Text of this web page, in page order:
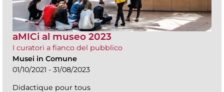
aMICi al museo 2023
I curatori a fianco del pubblico
Musei in Comune
01/10/2021 - 31/08/2023
Didactique pour tous